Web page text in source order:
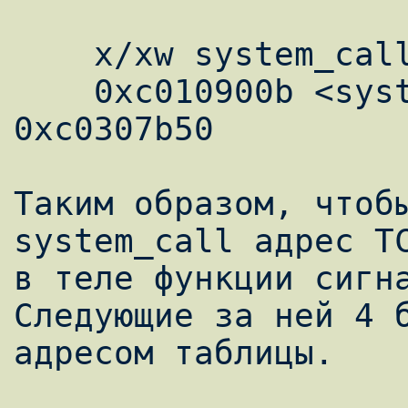
0xc0307b50
Таким образом,
system_call адрес
в теле функции
Следующие за ней 4
адресом таблицы.